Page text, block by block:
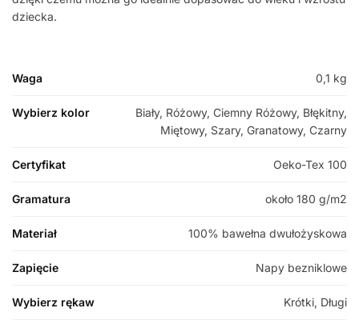
dziecka.
Waga 0,1 kg
Wybierz kolor
Biały, Różowy, Ciemny Różowy, Błękitny,
Miętowy, Szary, Granatowy, Czarny
Certyfikat Oeko-Tex 100
Gramatura około 180 g/m2
Materiał 100% bawełna dwułożyskowa
Zapięcie Napy bezniklowe
Wybierz rękaw Krótki, Długi